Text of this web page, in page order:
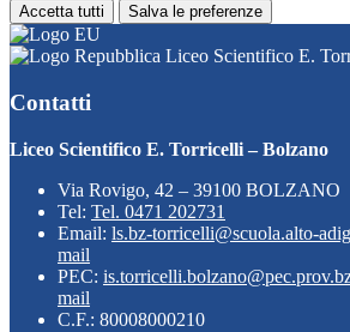
Accetta tutti Salva le preferenze
Liceo Scientifico E.
Contatti
Liceo Scientifico E. Torricelli – Bolzano
Via Rovigo, 42 – 39100 BOLZANO
Tel: Tel. 0471 202731
Email: ls.bz-torricelli@scuola.alto-
mail
PEC:
mail
C.F.: 80008000210